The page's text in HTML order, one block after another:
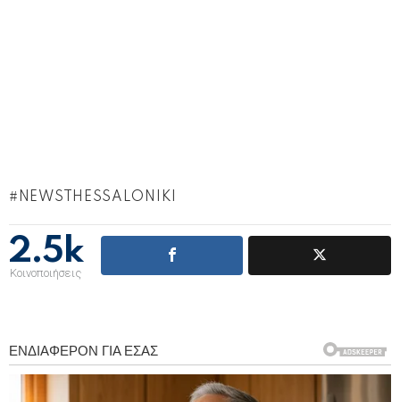
NEWSTHESSALONIKI
2.5k
Κοινοποιήσεις